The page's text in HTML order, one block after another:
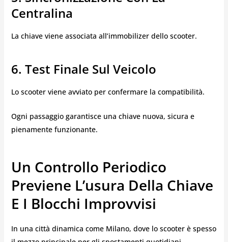
Centralina
La chiave viene associata all’immobilizer dello scooter.
6. Test Finale Sul Veicolo
Lo scooter viene avviato per confermare la compatibilità.
Ogni passaggio garantisce una chiave nuova, sicura e
pienamente funzionante.
Un Controllo Periodico
Previene L’usura Della Chiave
E I Blocchi Improvvisi
In una città dinamica come Milano, dove lo scooter è spesso